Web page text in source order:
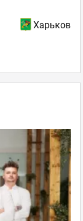
Харьков